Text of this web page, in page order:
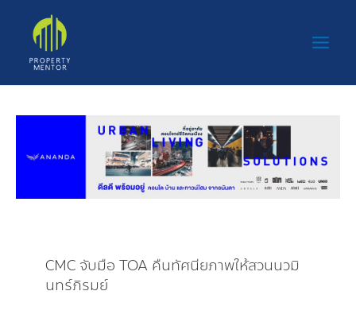
content
CMC จับมือ TOA คืนทัศนียภาพให้สวนนวมิ
นทร์ภิรมย์